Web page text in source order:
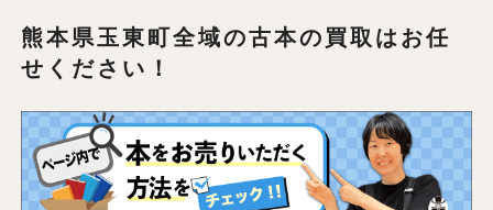
熊本県玉東町全域の古本の買取はお任
せください！